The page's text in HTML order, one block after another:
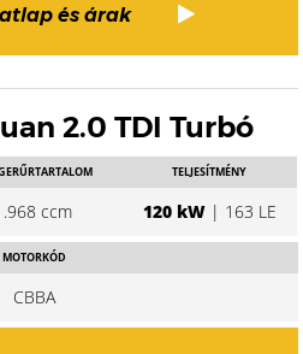
és árak
2.0 TDI Turbó
ccm
TELJESÍTMÉNY
120 kW| 163 LE
MOTORKÓD
CBBA